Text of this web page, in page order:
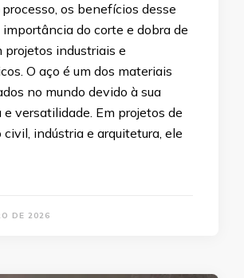
os benefícios desse
importância do corte e dobra de
projetos industriais e
O aço é um dos materiais
no mundo devido à sua
versatilidade. Em projetos de
civil, indústria e arquitetura, ele
DE 2026